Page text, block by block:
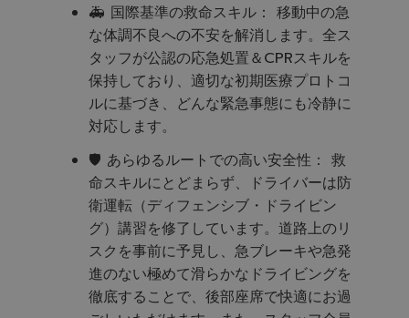
🚑 国際基準の救命スキル： 移動中の急
な体調不良への不安を解消します。全ス
タッフが公認の応急処置＆CPRスキルを
保持しており、適切な初期医療プロトコ
ルに基づき、どんな緊急事態にも冷静に
対応します。
🛡️ あらゆるルートでの高い安全性： 救
命スキルにとどまらず、ドライバーは防
衛運転（ディフェンシブ・ドライビン
グ）講習を修了しています。道路上のリ
スクを事前に予見し、急ブレーキや急発
進のない極めて滑らかなドライビングを
徹底することで、後部座席で快適にお過